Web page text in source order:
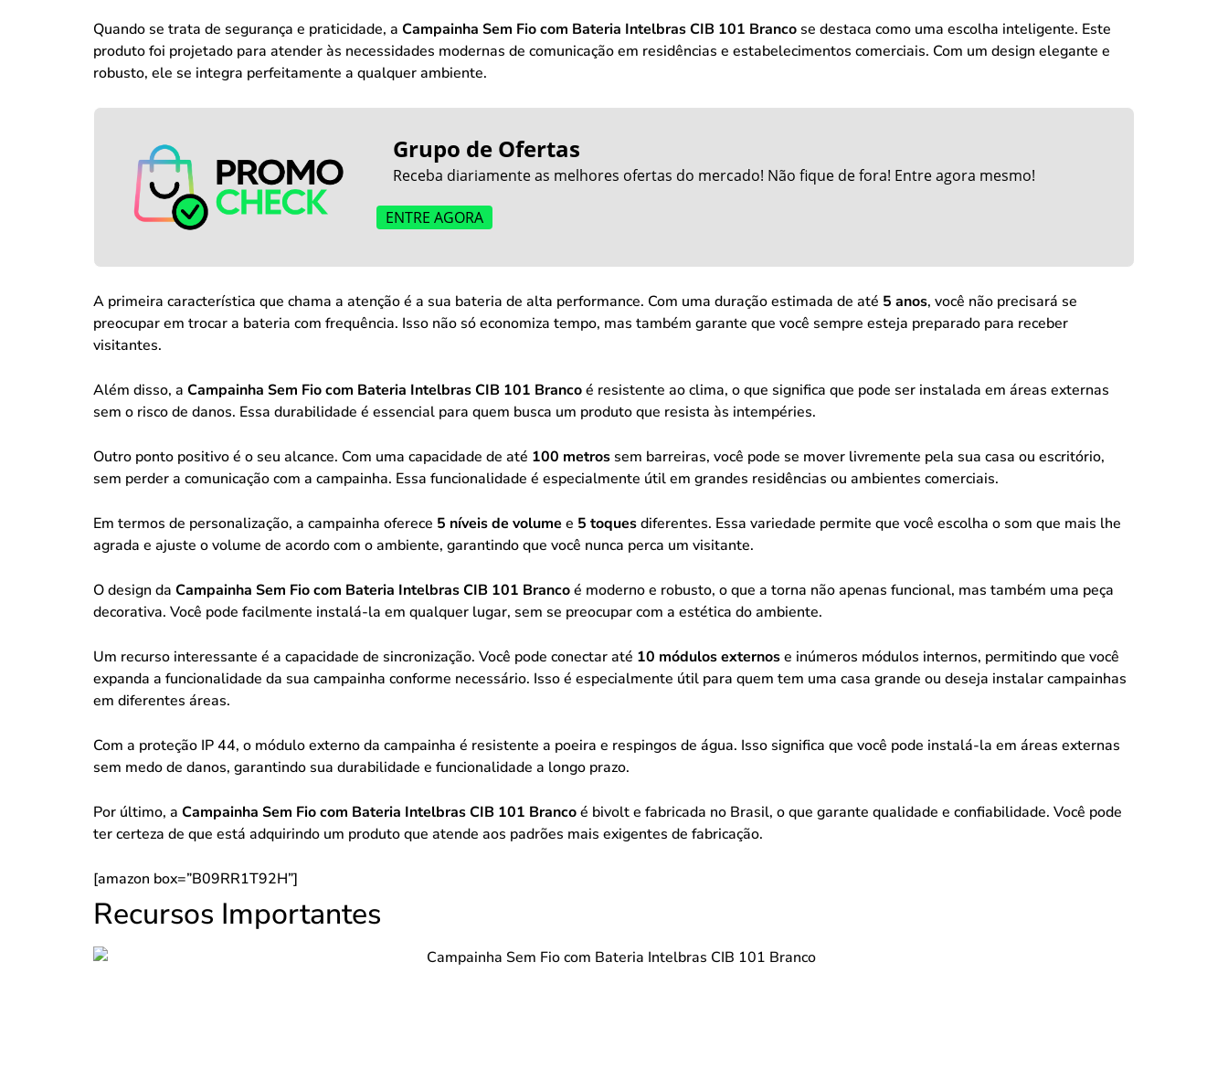
Quando se trata de segurança e praticidade, a Campainha Sem Fio com Bateria Intelbras CIB 101 Branco se destaca como uma escolha inteligente. Este
produto foi projetado para atender às necessidades modernas de comunicação em residências e estabelecimentos comerciais. Com um design elegante e
robusto, ele se integra perfeitamente a qualquer ambiente.
Grupo de Ofertas
Receba diariamente as melhores ofertas do mercado! Não fique de fora! Entre agora mesmo!
ENTRE AGORA
A primeira característica que chama a atenção é a sua bateria de alta performance. Com uma duração estimada de até 5 anos, você não precisará se
preocupar em trocar a bateria com frequência. Isso não só economiza tempo, mas também garante que você sempre esteja preparado para receber
visitantes.
Além disso, a Campainha Sem Fio com Bateria Intelbras CIB 101 Brancoé resistente ao clima, o que significa que pode ser instalada em áreas externas
sem o risco de danos. Essa durabilidade é essencial para quem busca um produto que resista às intempéries.
Outro ponto positivo é o seu alcance. Com uma capacidade de até 100 metros sem barreiras, você pode se mover livremente pela sua casa ou escritório,
sem perder a comunicação com a campainha. Essa funcionalidade é especialmente útil em grandes residências ou ambientes comerciais.
Em termos de personalização, a campainha oferece 5 níveis de volume e 5 toquesdiferentes. Essa variedade permite que você escolha o som que mais lhe
agrada e ajuste o volume de acordo com o ambiente, garantindo que você nunca perca um visitante.
O design da Campainha Sem Fio com Bateria Intelbras CIB 101 Brancoé moderno e robusto, o que a torna não apenas funcional, mas também uma peça
decorativa. Você pode facilmente instalá-la em qualquer lugar, sem se preocupar com a estética do ambiente.
Um recurso interessante é a capacidade de sincronização. Você pode conectar até 10 módulos externose inúmeros módulos internos, permitindo que você
expanda a funcionalidade da sua campainha conforme necessário. Isso é especialmente útil para quem tem uma casa grande ou deseja instalar campainhas
em diferentes áreas.
Com a proteção IP 44, o módulo externo da campainha é resistente a poeira e respingos de água. Isso significa que você pode instalá-la em áreas externas
sem medo de danos, garantindo sua durabilidade e funcionalidade a longo prazo.
Por último, a Campainha Sem Fio com Bateria Intelbras CIB 101 Brancoé bivolt e fabricada no Brasil, o que garante qualidade e confiabilidade. Você pode
ter certeza de que está adquirindo um produto que atende aos padrões mais exigentes de fabricação.
[amazon box=”B09RR1T92H”]
Recursos Importantes